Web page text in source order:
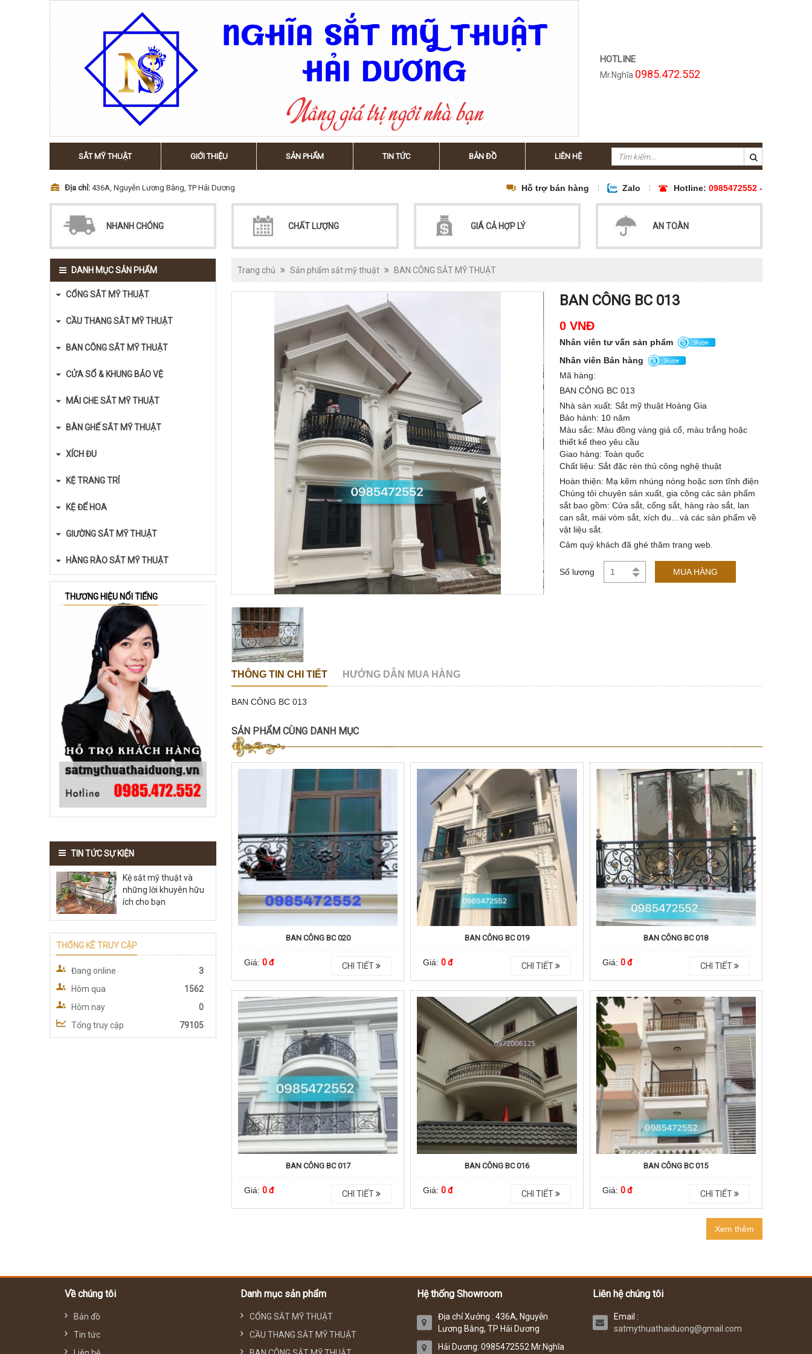
HOTLINE
Mr.Nghĩa 0985.472.552
SẮT MỸ THUẬT GIỚI THIỆU SẢN PHẨM TIN TỨC BẢN ĐỒ LIÊN HỆ
Địa chỉ: 436A, Nguyễn Lương Bằng, TP Hải Dương Hỗ trợ bán hàng Zalo Hotline: 0985472552 -
NHANH CHÓNG CHẤT LƯỢNG GIÁ CẢ HỢP LÝ AN TOÀN
DANH MỤC SẢN PHẨM
CỔNG SẮT MỸ THUẬT
CẦU THANG SẮT MỸ THUẬT
BAN CÔNG SẮT MỸ THUẬT
CỬA SỔ & KHUNG BẢO VỆ
MÁI CHE SẮT MỸ THUẬT
BÀN GHẾ SẮT MỸ THUẬT
XÍCH ĐU
KỆ TRANG TRÍ
KỆ ĐỂ HOA
GIƯỜNG SẮT MỸ THUẬT
HÀNG RÀO SẮT MỸ THUẬT
THƯƠNG HIỆU NỔI TIẾNG
TIN TỨC SỰ KIỆN
Kệ sắt mỹ thuật và
những lời khuyên hữu
ích cho bạn
THỐNG KÊ TRUY CẬP
Đang online
3
Hôm qua
1562
Hôm nay
0
Tổng truy cập
79105
Trang chủ Sản phẩm sắt mỹ thuật BAN CÔNG SẮT MỸ THUẬT
BAN CÔNG BC 013
0 VNĐ
Nhân viên tư vấn sản phẩm
Nhân viên Bán hàng
Mã hàng:
BAN CÔNG BC 013
Nhà sản xuất: Sắt mỹ thuật Hoàng Gia
Bảo hành: 10 năm
Màu sắc: Màu đồng vàng giả cổ, màu trắng hoặc
thiết kế theo yêu cầu
Giao hàng: Toàn quốc
Chất liệu: Sắt đặc rèn thủ công nghệ thuật
Hoàn thiện: Mạ kẽm nhúng nóng hoặc sơn tĩnh điện
Chúng tôi chuyên sản xuất, gia công các sản phẩm
sắt bao gồm: Cửa sắt, cổng sắt, hàng rào sắt, lan
can sắt, mái vòm sắt, xích đu…và các sản phẩm về
vật liệu sắt.
Cảm quý khách đã ghé thăm trang web.
Số lượng MUA HÀNG
THÔNG TIN CHI TIẾT HƯỚNG DẪN MUA HÀNG
BAN CÔNG BC 013
SẢN PHẨM CÙNG DANH MỤC
BAN CÔNG BC 020
Giá:0 đ CHI TIẾT
BAN CÔNG BC 019
Giá:0 đ CHI TIẾT
BAN CÔNG BC 018
Giá: 0 đ CHI TIẾT
BAN CÔNG BC 017
Giá:0 đ CHI TIẾT
BAN CÔNG BC 016
Giá:0 đ CHI TIẾT
BAN CÔNG BC 015
Giá: 0 đ CHI TIẾT
Xem thêm
Về chúng tôi
Bản đồ
Tin tức
Danh mục sản phẩm
CỔNG SẮT MỸ THUẬT
CẦU THANG SẮT MỸ THUẬT
Hệ thống Showroom
Địa chỉ Xưởng : 436A, Nguyễn
Lương Bằng, TP Hải Dương
Hải Dương: 0985472552 Mr.Nghĩa
Liên hệ chúng tôi
Email :
satmythuathaiduong@gmail.com